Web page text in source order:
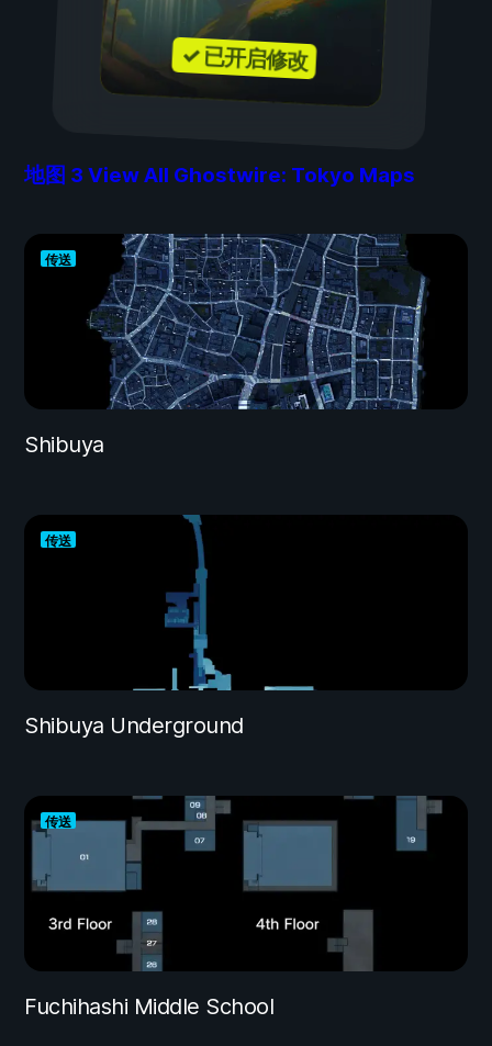
✓ 已开启修改
地图 3 View All Ghostwire: Tokyo Maps
传送
Shibuya
传送
Shibuya Underground
传送
Fuchihashi Middle School